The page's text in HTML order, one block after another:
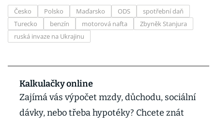
Česko Polsko Maďarsko ODS
spotřební daň
Turecko
benzín motorová nafta
Zbyněk Stanjura
ruská invaze na Ukrajinu
Kalkulačky online
Zajímá vás výpočet mzdy, důchodu, sociální
dávky, nebo třeba hypotéky? Chcete znát